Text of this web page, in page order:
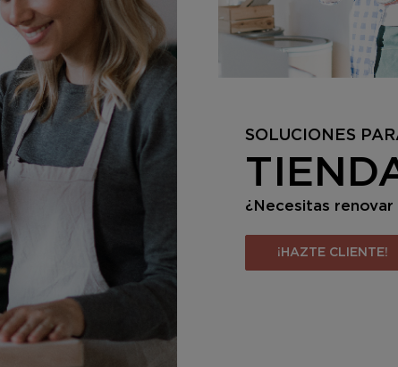
SOLUCIONES
¿Necesitas
¡HAZTE CLIENTE!